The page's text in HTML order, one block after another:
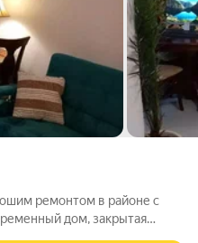
ремонтом в районе с
дом, закрытая